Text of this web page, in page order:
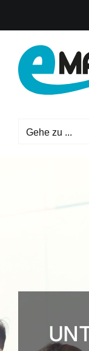
Gehe zu ...